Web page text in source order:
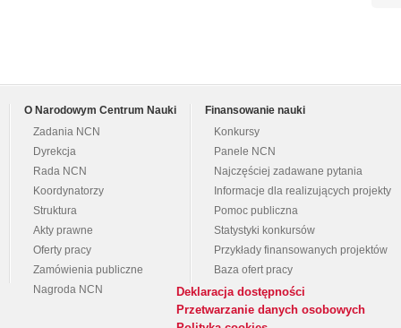
O Narodowym Centrum Nauki
Zadania NCN
Dyrekcja
Rada NCN
Koordynatorzy
Struktura
Akty prawne
Oferty pracy
Zamówienia publiczne
Nagroda NCN
Finansowanie nauki
Konkursy
Panele NCN
Najczęściej zadawane pytania
Informacje dla realizujących projekty
Pomoc publiczna
Statystyki konkursów
Przykłady finansowanych projektów
Baza ofert pracy
Deklaracja dostępności
Przetwarzanie danych osobowych